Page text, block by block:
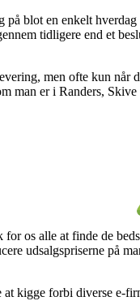
på blot en enkelt
tidligere end et
men ofte kun når
man er i Randers,
os alle at finde de
udsalgspriserne på
kigge forbi diverse e-